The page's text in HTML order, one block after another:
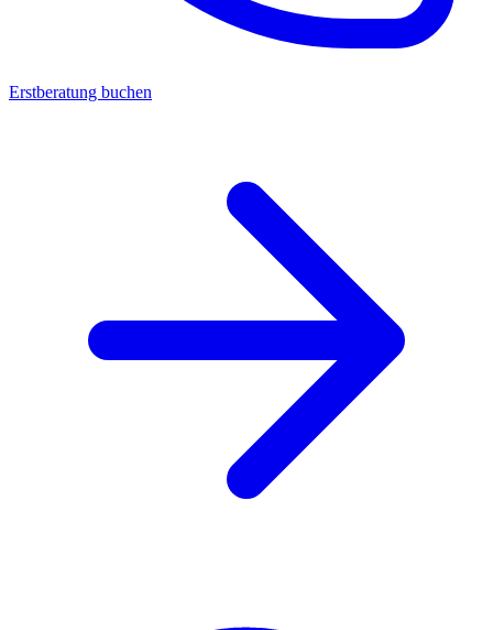
Erstberatung buchen